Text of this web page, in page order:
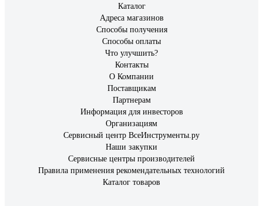
Каталог
Адреса магазинов
Способы получения
Способы оплаты
Что улучшить?
Контакты
О Компании
Поставщикам
Партнерам
Информация для инвесторов
Организациям
Сервисный центр ВсеИнструменты.ру
Наши закупки
Сервисные центры производителей
Правила применения рекомендательных технологий
Каталог товаров